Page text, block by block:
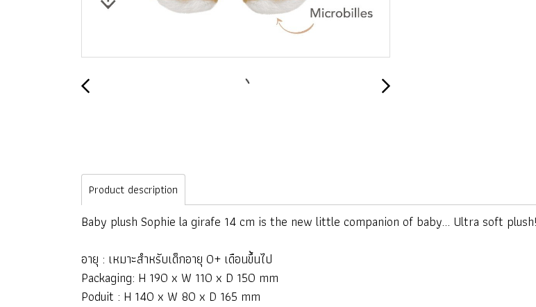
Product description
Baby plush Sophie la girafe 14 cm is the new little companion of baby... Ultra soft plush!
อายุ : เหมาะสำหรับเด็กอายุ 0+ เดือนขึ้นไป
Packaging: H 190 x W 110 x D 150 mm
Poduit : H 140 x W 80 x D 165 mm